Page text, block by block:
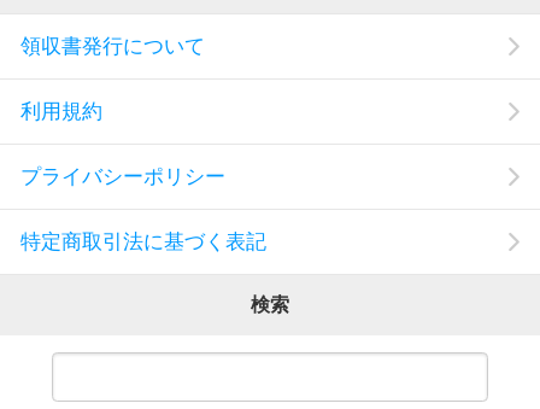
領収書発行について
利用規約
プライバシーポリシー
特定商取引法に基づく表記
検索